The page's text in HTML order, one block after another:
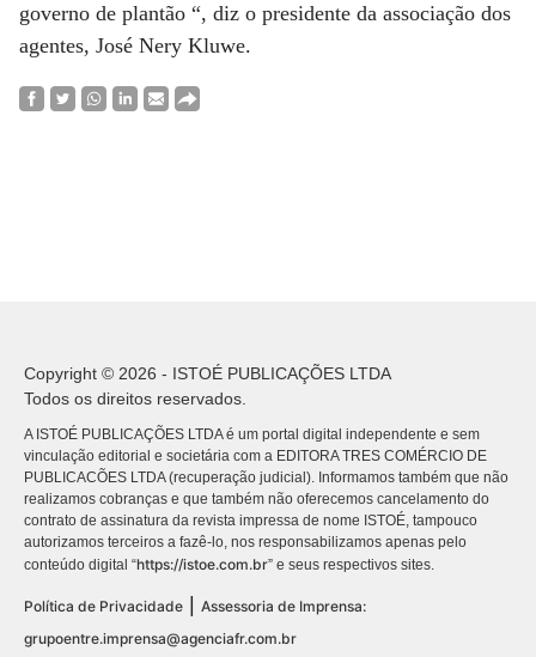
governo de plantão “, diz o presidente da associação dos
agentes, José Nery Kluwe.
Copyright © 2026 - ISTOÉ PUBLICAÇÕES LTDA
Todos os direitos reservados.
A ISTOÉ PUBLICAÇÕES LTDA é um portal digital independente e sem
vinculação editorial e societária com a EDITORA TRES COMÉRCIO DE
PUBLICACÕES LTDA (recuperação judicial). Informamos também que não
realizamos cobranças e que também não oferecemos cancelamento do
contrato de assinatura da revista impressa de nome ISTOÉ, tampouco
autorizamos terceiros a fazê-lo, nos responsabilizamos apenas pelo
conteúdo digital “https://istoe.com.br” e seus respectivos sites.
Política de Privacidade
Assessoria de Imprensa:
grupoentre.imprensa@agenciafr.com.br